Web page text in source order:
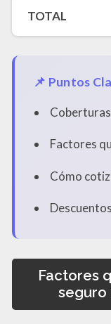
TOTAL
📌 Puntos
Factores
Cómo
Factores
seguro